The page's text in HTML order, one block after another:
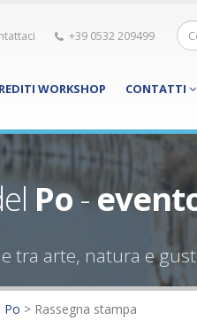
+39 0532 209499
WORKSHOP CONTATTI
Po-
tra arte, natura e
Po > Rassegna stampa